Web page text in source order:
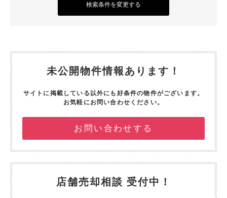
検索条件を変更する
未公開物件情報あります！
サイトに掲載している以外にも好条件の物件がございます。
お気軽にお問い合わせください。
お問い合わせする
店舗売却相談 受付中！